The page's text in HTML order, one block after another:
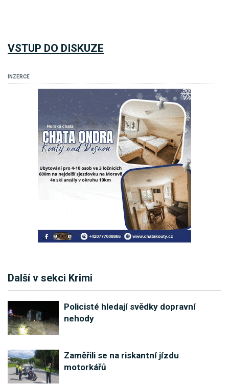
VSTUP DO DISKUZE
INZERCE
Další v sekci Krimi
Policisté hledají svědky dopravní
nehody
Zaměřili se na riskantní jízdu
motorkářů